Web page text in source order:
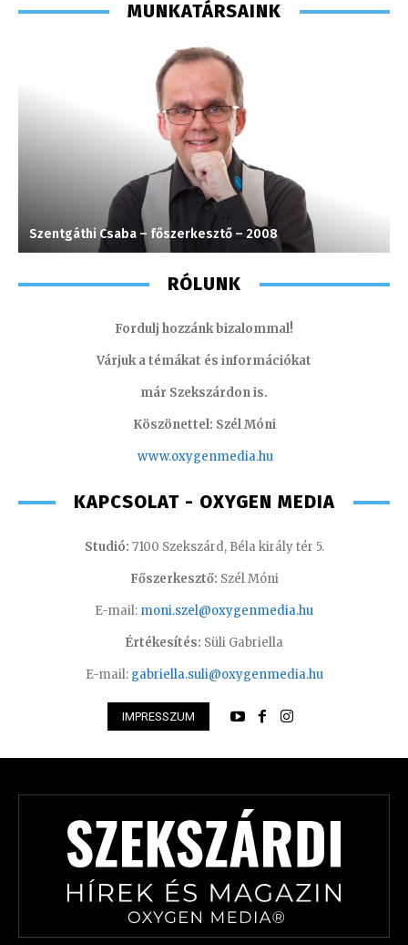
MUNKATÁRSAINK
Szentgáthi Csaba – főszerkesztő – 2008
RÓLUNK
Fordulj hozzánk bizalommal!
Várjuk a témákat és információkat
már Szekszárdon is.
Köszönettel: Szél Móni
www.oxygenmedia.hu
KAPCSOLAT - OXYGEN MEDIA
Studió: 7100 Szekszárd, Béla király tér 5.
Főszerkesztő: Szél Móni
E-mail: moni.szel@oxygenmedia.hu
Értékesítés: Süli Gabriella
E-mail: gabriella.suli@oxygenmedia.hu
IMPRESSZUM